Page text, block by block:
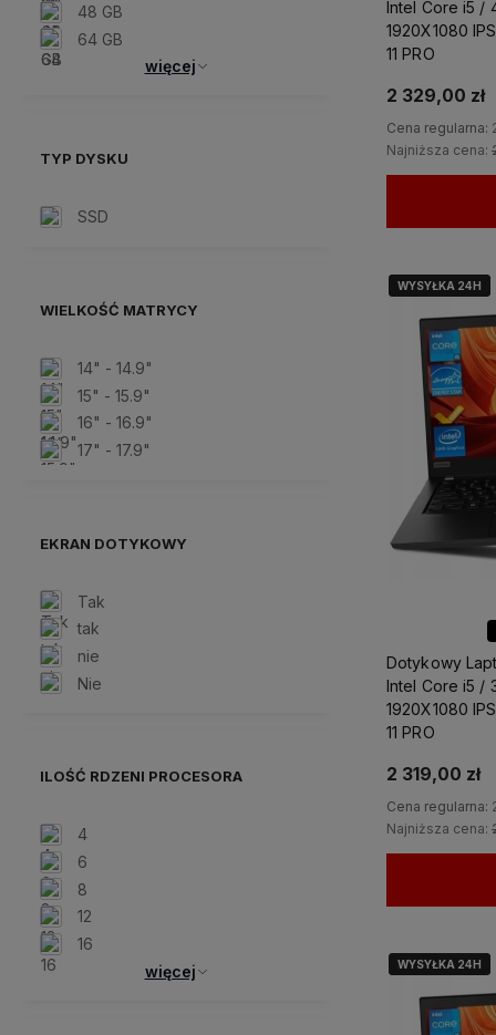
48 GB
64 GB
więcej
TYP DYSKU
SSD
WIELKOŚĆ MATRYCY
14" - 14.9"
15" - 15.9"
16" - 16.9"
17" - 17.9"
EKRAN DOTYKOWY
Tak
tak
nie
Nie
ILOŚĆ RDZENI PROCESORA
4
6
8
12
16
więcej
Intel Core i5 /
1920X1080
11 PRO
2 329,00 zł
Cena regularna:
Najniższa cena:
WYSYŁKA 24H
WYSYŁKA 24H
Dotykowy
Intel Core i5 /
1920X1080
11 PRO
2 319,00 zł
Cena regularna:
Najniższa cena:
WYSYŁKA 24H
WYSYŁKA 24H